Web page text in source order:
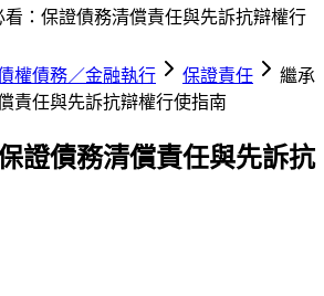
看：保證債務清償責任與先訴抗辯權行
權債務／金融執行 保證責任
繼承
責任與先訴抗辯權行使指南
證債務清償責任與先訴抗